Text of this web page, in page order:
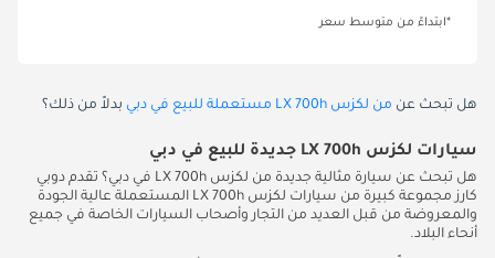
*ابتداءً من متوسط سعر
هل تبحث عن من لكزس LX 700h مستعملة للبيع في دبي بدلاً من ذلك؟
سيارات لكزس LX 700h جديدة للبيع في دبي
هل تبحث عن سيارة مثالية جديدة من لكزس LX 700h في دبي؟ تقدم دوبي
كارز مجموعة كبيرة من سيارات لكزس LX 700h المستعملة عالية الجودة
والمعروضة من قبل العديد من التجار وأصحاب السيارات الخاصة في جميع
أنحاء البلاد.